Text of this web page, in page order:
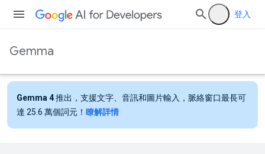
登入
Gemma
Gemma 4推出，支援文字、音訊和圖片輸入，脈絡窗口最長可
達 25.6 萬個詞元！ 瞭解詳情